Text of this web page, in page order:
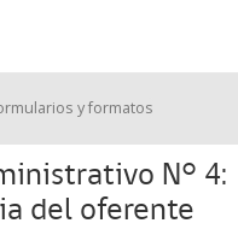
y formatos
N° 4:
del oferente